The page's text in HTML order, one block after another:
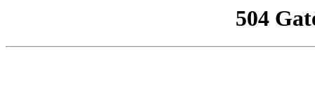
504